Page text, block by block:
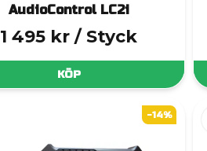
AudioControl LC2i
1 495 kr / Styck
KÖP
-14%